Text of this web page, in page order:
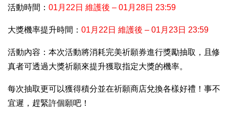
活動時間： 01 月22日 維護後 – 01月28日 23:59
大獎機率提升時間： 01 月22日 維護後 – 01月23日 23:59
活動內容：本次活動將消耗完美祈願券進行獎勵抽取，且修
真者可透過大獎祈願來提升獲取指定大獎的機率。
每次抽取更可以獲得積分並在祈願商店兌換各樣好禮！事不
宜遲，趕緊許個願吧！